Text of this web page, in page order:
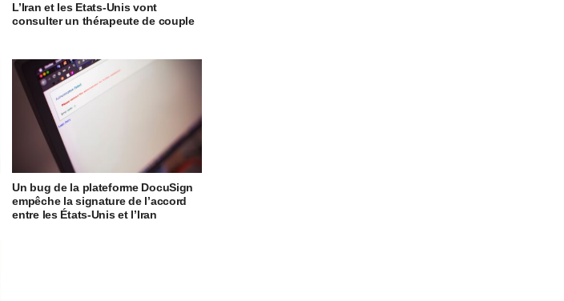
L’Iran et les Etats-Unis vont
consulter un thérapeute de couple
Un bug de la plateforme DocuSign
empêche la signature de l’accord
entre les États-Unis et l’Iran